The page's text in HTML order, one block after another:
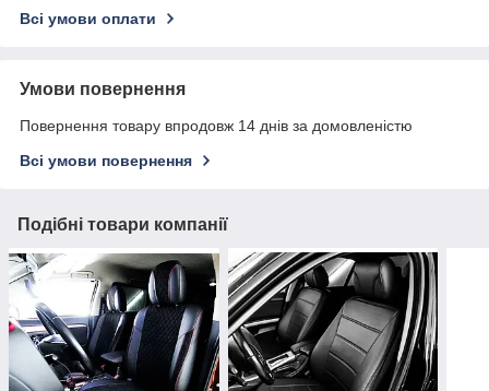
Всі умови оплати
Умови повернення
Повернення товару впродовж 14 днів за домовленістю
Всі умови повернення
Подібні товари компанії